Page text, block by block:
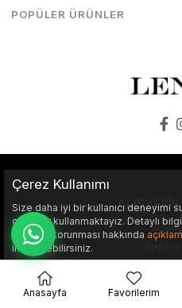
Çerez Kullanımı
Size daha iyi bir kullanıcı deneyimi
çerezler kullanmaktayız. Detaylı
verilerin korunması hakkında
inceleyebilirsiniz.
POPÜLER ÜRÜNLER
Anasayfa Favorilerim